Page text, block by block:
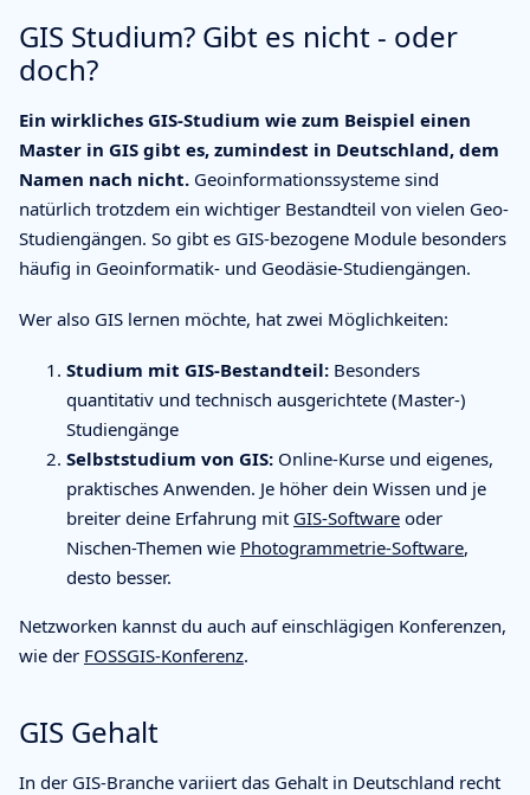
GIS Studium? Gibt es nicht - oder
doch?
Ein wirkliches GIS-Studium wie zum Beispiel einen
Master in GIS gibt es, zumindest in Deutschland, dem
Namen nach nicht. Geoinformationssysteme sind
natürlich trotzdem ein wichtiger Bestandteil von vielen Geo-
Studiengängen. So gibt es GIS-bezogene Module besonders
häufig in Geoinformatik- und Geodäsie-Studiengängen.
Wer also GIS lernen möchte, hat zwei Möglichkeiten:
Studium mit GIS-Bestandteil: Besonders
quantitativ und technisch ausgerichtete (Master-)
Studiengänge
Selbststudium von GIS: Online-Kurse und eigenes,
praktisches Anwenden. Je höher dein Wissen und je
breiter deine Erfahrung mit GIS-Software oder
Nischen-Themen wie Photogrammetrie-Software,
desto besser.
Netzworken kannst du auch auf einschlägigen Konferenzen,
wie der FOSSGIS-Konferenz.
GIS Gehalt
In der GIS-Branche variiert das Gehalt in Deutschland recht